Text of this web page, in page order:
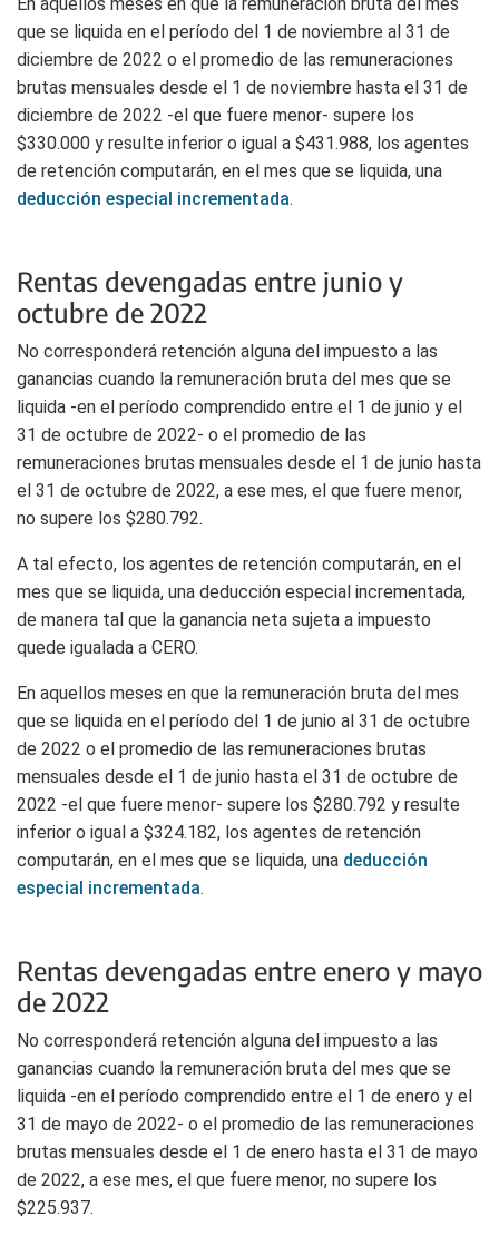
que se liquida en el período del 1 de noviembre al 31 de
diciembre de 2022 o el promedio de las remuneraciones
brutas mensuales desde el 1 de noviembre hasta el 31 de
diciembre de 2022 -el que fuere menor- supere los
$330.000 y resulte inferior o igual a $431.988, los agentes
de retención computarán, en el mes que se liquida, una
deducción especial incrementada.
Rentas devengadas entre junio y
octubre de 2022
No corresponderá retención alguna del impuesto a las
ganancias cuando la remuneración bruta del mes que se
liquida -en el período comprendido entre el 1 de junio y el
31 de octubre de 2022- o el promedio de las
remuneraciones brutas mensuales desde el 1 de junio hasta
el 31 de octubre de 2022, a ese mes, el que fuere menor,
no supere los $280.792.
A tal efecto, los agentes de retención computarán, en el
mes que se liquida, una deducción especial incrementada,
de manera tal que la ganancia neta sujeta a impuesto
quede igualada a CERO.
En aquellos meses en que la remuneración bruta del mes
que se liquida en el período del 1 de junio al 31 de octubre
de 2022 o el promedio de las remuneraciones brutas
mensuales desde el 1 de junio hasta el 31 de octubre de
2022 -el que fuere menor- supere los $280.792 y resulte
inferior o igual a $324.182, los agentes de retención
computarán, en el mes que se liquida, una deducción
especial incrementada.
Rentas devengadas entre enero y mayo
de 2022
No corresponderá retención alguna del impuesto a las
ganancias cuando la remuneración bruta del mes que se
liquida -en el período comprendido entre el 1 de enero y el
31 de mayo de 2022- o el promedio de las remuneraciones
brutas mensuales desde el 1 de enero hasta el 31 de mayo
de 2022, a ese mes, el que fuere menor, no supere los
$225.937.